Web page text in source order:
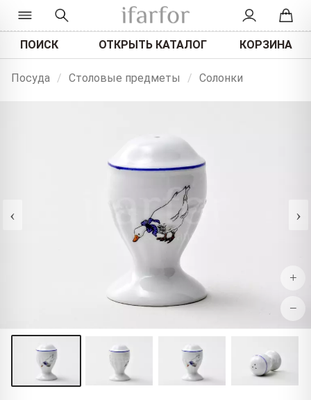
ПОИСК ОТКРЫТЬ КАТАЛОГ КОРЗИНА
Посуда / Столовые предметы / Солонки
‹ ›
+
−